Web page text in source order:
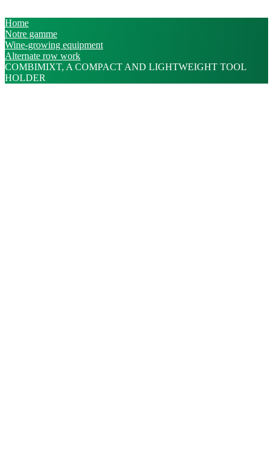
Home
Notre gamme
Wine-growing equipment
Alternate row work
COMBIMIXT, A COMPACT AND LIGHTWEIGHT TOOL
HOLDER